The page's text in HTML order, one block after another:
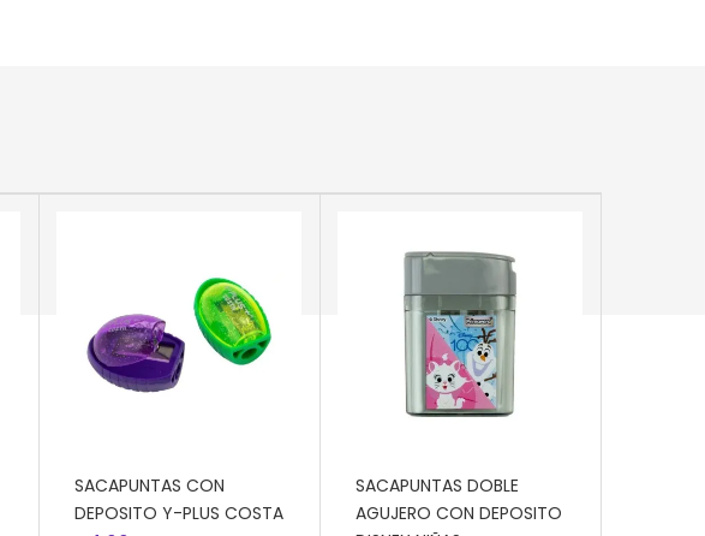
SACAPUNTAS CON
DEPOSITO Y-PLUS COSTA
SACAPUNTAS DOBLE
AGUJERO CON DEPOSITO